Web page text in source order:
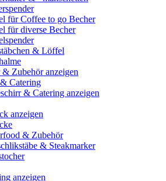
für Coffee to go Becher
für diverse Becher
& Löffel
Zubehör anzeigen
Catering
& Catering anzeigen
anzeigen
& Zubehör
& Steakmarker
anzeigen